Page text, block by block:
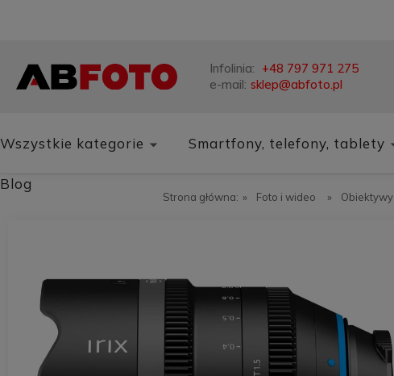
Infolinia: +48 797 971 275
e-mail: sklep@abfoto.pl
Wszystkie kategorie Smartfony, telefony, tablety
Blog
Strona główna: » Foto i wideo » Obiektywy